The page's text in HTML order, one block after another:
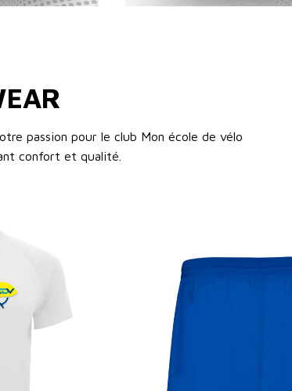
passion pour le club Mon école de vélo
confort et qualité.